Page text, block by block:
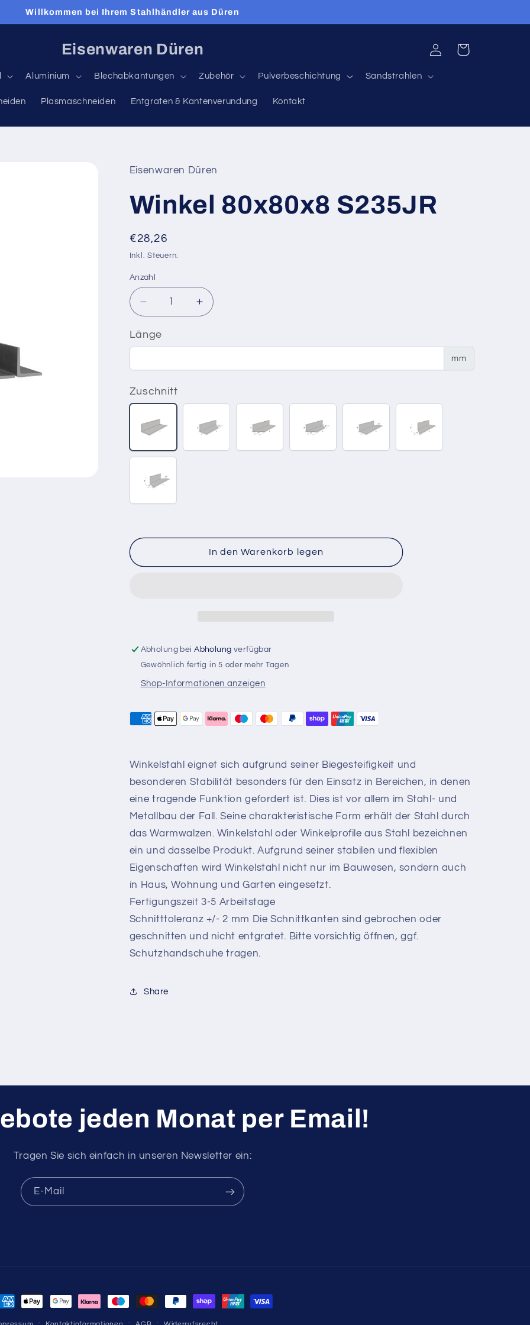
Willkommen bei Ihrem Stahlhändler aus Düren
Eisenwaren Düren
Aluminium Blechabkantungen Zubehör Pulverbeschichtung Sandstrahlen
Plasmaschneiden Entgraten & Kantenverundung Kontakt
EinloggenWarenkorb
Eisenwaren Düren
Winkel 80x80x8 S235JR
Normaler
Preis
€28,26
Inkl. Steuern.
Anzahl
Verringere
die
Menge
für
80x80x8
S235JR
Erhöhe
die
für
80x80x8
Länge
mm
Zuschnitt
90°
90°-45°
90°-45°
45°-45°
90°-45°
90°-45°
45°-45°
In den Warenkorb legen
Abholung beiAbholung verfügbar
Gewöhnlich fertig in 5 oder mehr Tagen
Shop-Informationen anzeigen
Winkelstahl eignet sich aufgrund seiner Biegesteifigkeit und
besonderen Stabilität besonders für den Einsatz in Bereichen, in denen
eine tragende Funktion gefordert ist. Dies ist vor allem im Stahl- und
Metallbau der Fall. Seine charakteristische Form erhält der Stahl durch
das Warmwalzen. Winkelstahl oder Winkelprofile aus Stahl bezeichnen
ein und dasselbe Produkt. Aufgrund seiner stabilen und flexiblen
Eigenschaften wird Winkelstahl nicht nur im Bauwesen, sondern auch
in Haus, Wohnung und Garten eingesetzt.
Fertigungszeit 3-5 Arbeitstage
Schnitttoleranz +/- 2 mm Die Schnittkanten sind gebrochen oder
geschnitten und nicht entgratet. Bitte vorsichtig öffnen, ggf.
Schutzhandschuhe tragen.
Share
jeden Monat per Email!
Tragen Sie sich einfach in unseren Newsletter ein:
E-Mail